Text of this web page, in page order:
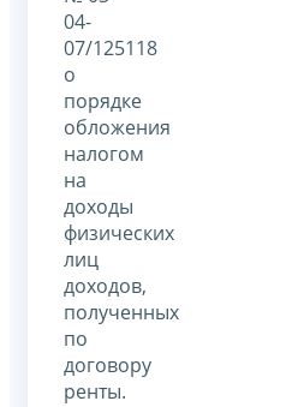
04-
07/125118
о
порядке
обложения
налогом
на
доходы
физических
лиц
доходов,
полученных
по
договору
ренты.